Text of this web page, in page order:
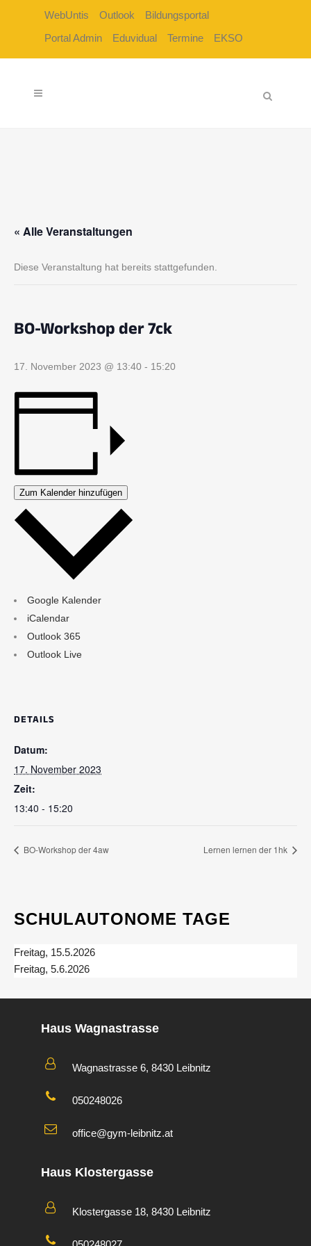
WebUntis Outlook
Bildungsportal
Portal Admin
Eduvidual Termine EKSO
« Alle Veranstaltungen
Diese Veranstaltung hat bereits stattgefunden.
BO-Workshop der 7ck
17. November 2023 @ 13:40 - 15:20
Zum Kalender hinzufügen
Google Kalender
iCalendar
Outlook 365
Outlook Live
DETAILS
Datum:
17. November 2023
Zeit:
13:40 - 15:20
BO-Workshop der 4aw Lernen lernen der 1hk
SCHULAUTONOME TAGE
Freitag, 15.5.2026
Freitag, 5.6.2026
Haus Wagnastrasse
Wagnastrasse 6, 8430 Leibnitz
050248026
office@gym-leibnitz.at
Haus Klostergasse
Klostergasse 18, 8430 Leibnitz